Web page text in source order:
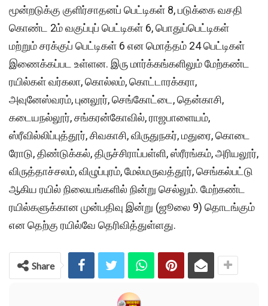
மூன்றடுக்கு குளிர்சாதனப் பெட்டிகள் 8, படுக்கை வசதி
கொண்ட 2ம் வகுப்புப் பெட்டிகள் 6, பொதுப்பெட்டிகள்
மற்றும் சரக்குப் பெட்டிகள் 6 என மொத்தம் 24 பெட்டிகள்
இணைக்கப்பட உள்ளன. இரு மார்க்கங்களிலும் மேற்கண்ட
ரயில்கள் வர்கலா, கொல்லம், கொட்டாரக்கரா,
அவுனேஸ்வரம், புனலூர், செங்கோட்டை, தென்காசி,
கடையநல்லூர், சங்கரன்கோவில், ராஜபாளையம்,
ஸ்ரீவில்லிப்புத்தூர், சிவகாசி, விருதுநகர், மதுரை, கொடை
ரோடு, திண்டுக்கல், திருச்சிராப்பள்ளி, ஸ்ரீரங்கம், அரியலூர்,
விருத்தாச்சலம், விழுப்புரம், மேல்மருவத்தூர், செங்கல்பட்டு
ஆகிய ரயில் நிலையங்களில் நின்று செல்லும். மேற்கண்ட
ரயில்களுக்கான முன்பதிவு இன்று (ஜூலை 9) தொடங்கும்
என தெற்கு ரயில்வே தெரிவித்துள்ளது.
Share